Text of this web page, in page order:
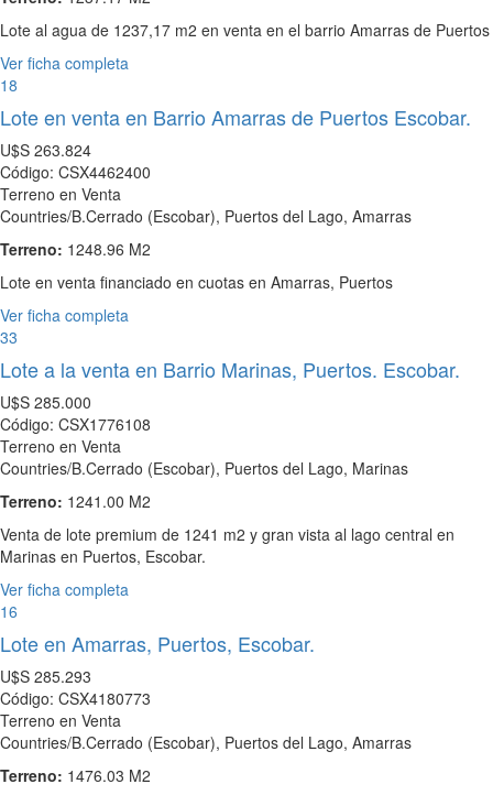
Lote al agua de 1237,17 m2 en venta en el barrio Amarras de Puertos
Ver ficha completa
18
Lote en venta en Barrio Amarras de Puertos Escobar.
U$S 263.824
Código: CSX4462400
Terreno en Venta
Countries/B.Cerrado (Escobar), Puertos del Lago, Amarras
Terreno: 1248.96 M2
Lote en venta financiado en cuotas en Amarras, Puertos
Ver ficha completa
33
Lote a la venta en Barrio Marinas, Puertos. Escobar.
U$S 285.000
Código: CSX1776108
Terreno en Venta
Countries/B.Cerrado (Escobar), Puertos del Lago, Marinas
Terreno: 1241.00 M2
Venta de lote premium de 1241 m2 y gran vista al lago central en
Marinas en Puertos, Escobar.
Ver ficha completa
16
Lote en Amarras, Puertos, Escobar.
U$S 285.293
Código: CSX4180773
Terreno en Venta
Countries/B.Cerrado (Escobar), Puertos del Lago, Amarras
Terreno: 1476.03 M2